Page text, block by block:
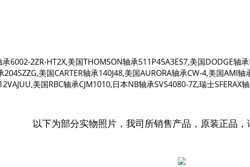
6002-2ZR-HT2X,美国THOMSON轴承511P45A3ES7,美国DODGE轴
美国CARTER轴承140J48,美国AURORA轴承CW-4,美国AMI
美国RBC轴承CJM1010,日本NB轴承SVS4080-7Z,瑞士SFERAX
以下为部分实物照片，我司所销售产品，原装正品，